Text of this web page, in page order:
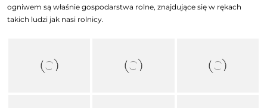
ogniwem są właśnie gospodarstwa rolne, znajdujące się w rękach
takich ludzi jak nasi rolnicy.